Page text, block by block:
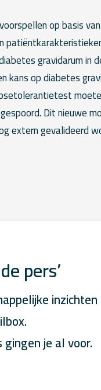
op basis
gravidarum in
kans op diabetes
Dit nieuwe
extern gevalideerd
pers’
je al voor.